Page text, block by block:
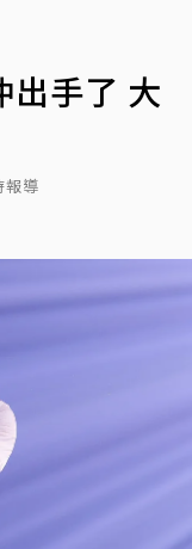
出手了 大
報導